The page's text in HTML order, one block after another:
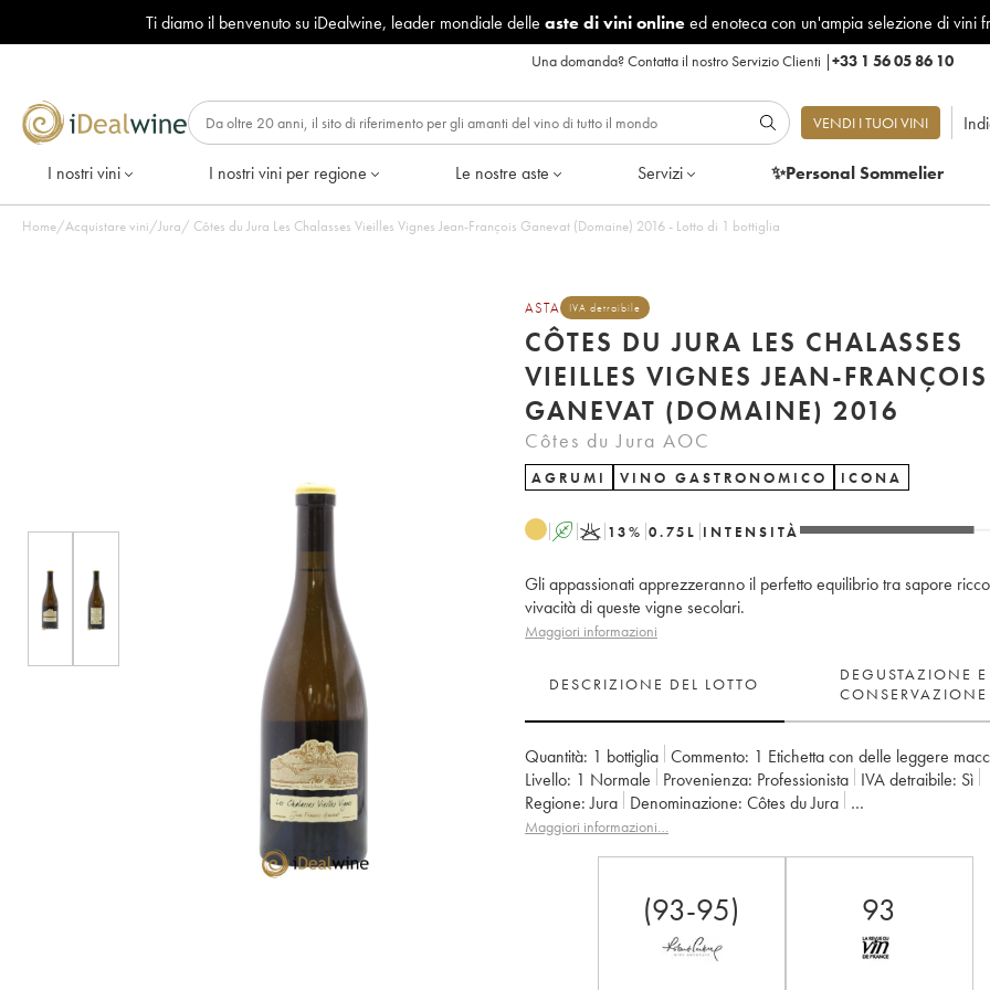
Ti diamo il benvenuto su iDealwine, leader mondiale delle aste di vini onlineed enoteca con un'ampia selezione di vini
Una domanda?Contatta il nostro Servizio Clienti |+33 1 56 05 86 10
VENDI I TUOI VINI
I nostri vini I nostri vini per regione Le nostre aste Servizi ✨Personal Sommelier
Home/Acquistare vini/Jura/ Côtes du Jura Les Chalasses Vieilles Vignes Jean-François Ganevat (Domaine) 2016 - Lotto di 1 bottiglia
ASTA IVA detraibile
CÔTES DU JURA LES CHALASSES
VIEILLES VIGNES JEAN-FRANÇOIS
GANEVAT (DOMAINE) 2016
Côtes du Jura AOC
AGRUMI VINO GASTRONOMICO ICONA
A K 13% 0.75 L INTENSITÀ
Gli appassionati apprezzeranno il perfetto equilibrio tra sapore
vivacità di queste vigne secolari.
Maggiori informazioni
DESCRIZIONE DEL LOTTO
DEGUSTAZIONE E
CONSERVAZIONE
Quantità: 1 bottiglia Commento: 1 Etichetta con delle leggere
Livello: 1 Normale Provenienza: professionista IVA detraibile:
sì
Regione: Jura Denominazione:
Côtes du Jura
Proprietario: Jean-François Ganevat (Domaine)
Maggiori informazioni…
(93-95) 93